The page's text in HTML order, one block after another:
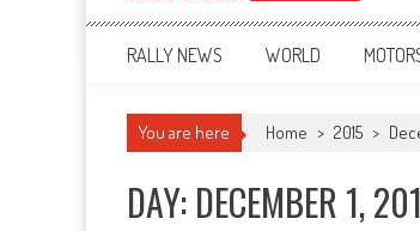
RalliTurk
World of Rally
RALLY NEWS WORLD
You are here Home > 2015 >
DAY: DECEMBER 1,